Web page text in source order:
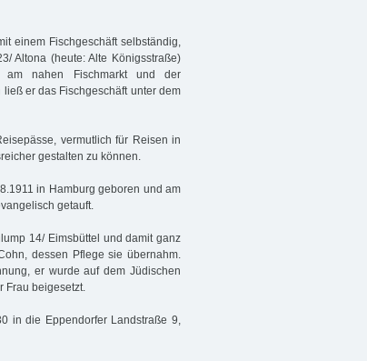
einem Fischgeschäft selbständig,
Altona (heute: Alte Königsstraße)
am nahen Fischmarkt und der
er das Fischgeschäft unter dem
vermutlich für Reisen in
gestalten zu können.
in Hamburg geboren und am
getauft.
14/ Eimsbüttel und damit ganz
dessen Pflege sie übernahm.
er wurde auf dem Jüdischen
Frau beigesetzt.
in die Eppendorfer Landstraße 9,